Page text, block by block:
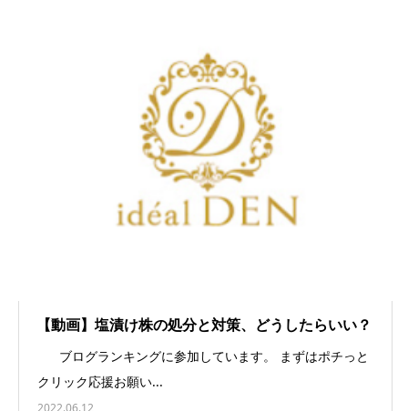
【動画】塩漬け株の処分と対策、どうしたらいい？
ブログランキングに参加しています。 まずはポチっと
クリック応援お願い...